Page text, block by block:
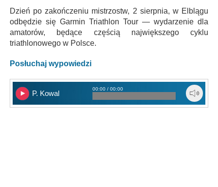
Dzień po zakończeniu mistrzostw, 2 sierpnia, w Elblągu
odbędzie się Garmin Triathlon Tour — wydarzenie dla
amatorów, będące częścią największego cyklu
triathlonowego w Polsce.
Posłuchaj wypowiedzi
P. Kowal
00:00 / 00:00